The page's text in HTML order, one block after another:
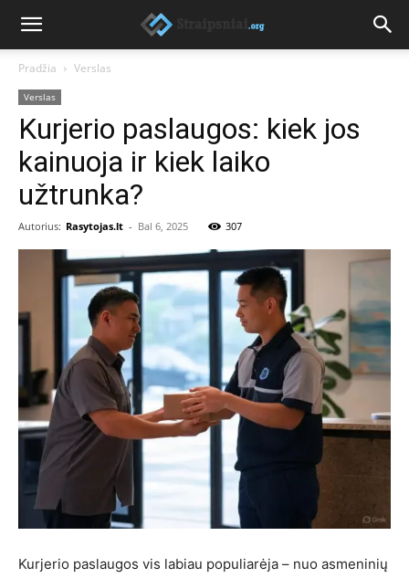
Pradžia Verslas
Verslas
Kurjerio paslaugos: kiek jos
kainuoja ir kiek laiko
užtrunka?
Autorius: Rasytojas.lt - Bal 6, 2025 307
Kurjerio paslaugos vis labiau populiarėja – nuo asmeninių